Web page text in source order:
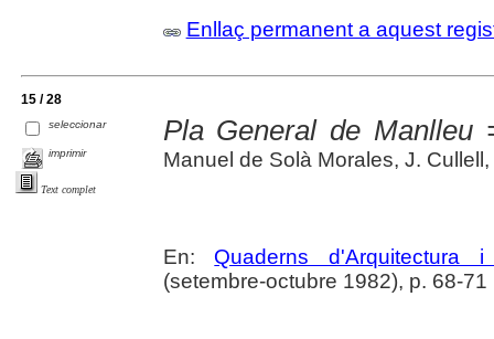
Enllaç permanent a aquest
15 / 28
seleccionar
imprimir
Text complet
Pla General de Manlleu
Manuel de Solà Morales, J.
En: Quaderns d'Arquitectura i
(setembre-octubre 1982), p. 68-71